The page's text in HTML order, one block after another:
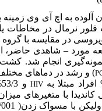
آلوده به اچ آی وی
نرمال در مخاطات
در مقایسه با
مورد –شاهدی حاضر، از 60 بیمار
انجام شد.
) و رشد در دماهای
HIV
با متغیرهای
با مسواک زدن(